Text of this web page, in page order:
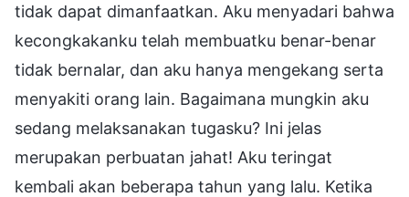
tidak dapat dimanfaatkan. Aku menyadari bahwa
kecongkakanku telah membuatku benar-benar
tidak bernalar, dan aku hanya mengekang serta
menyakiti orang lain. Bagaimana mungkin aku
sedang melaksanakan tugasku? Ini jelas
merupakan perbuatan jahat! Aku teringat
kembali akan beberapa tahun yang lalu. Ketika